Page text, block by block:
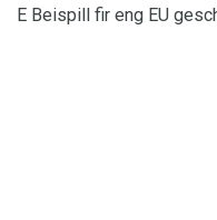
E Beispill fir eng EU